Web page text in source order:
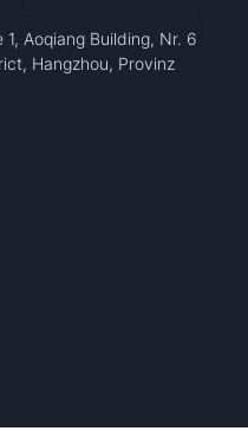
1, Aoqiang Building, Nr. 6
Hangzhou, Provinz